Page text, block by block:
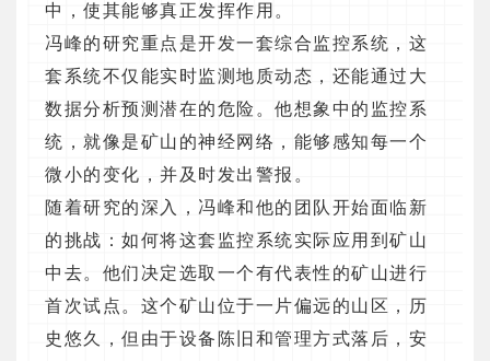
中，使其能够真正发挥作用。
冯峰的研究重点是开发一套综合监控系统，这
套系统不仅能实时监测地质动态，还能通过大
数据分析预测潜在的危险。他想象中的监控系
统，就像是矿山的神经网络，能够感知每一个
微小的变化，并及时发出警报。
随着研究的深入，冯峰和他的团队开始面临新
的挑战：如何将这套监控系统实际应用到矿山
中去。他们决定选取一个有代表性的矿山进行
首次试点。这个矿山位于一片偏远的山区，历
史悠久，但由于设备陈旧和管理方式落后，安